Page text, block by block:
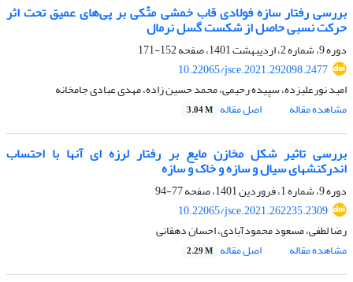
بررسی رفتار سازه‌ فولادی قاب خمشی متّکی بر پی‌های عمیق تحت اثر
حرکت نسبی حاصل از شکست گسل نرمال
دوره 9، شماره 2، اردیبهشت 1401، صفحه
152-171
10.22065/jsce.2021.292098.2477
امید نورعلیزده، سپیده رحیمی، محمد حسین زاده، مهدی عبادی جامخانه
مشاهده مقاله
اصل مقاله 3.04 M
بررسی تاثیر شکل مخازن مایع بر رفتار لرزه ای آنها با احتساب
اندرکنشهای سیال و سازه و خاک و سازه
دوره 9، شماره 1، فروردین 1401، صفحه
77-94
10.22065/jsce.2021.262235.2309
رضا لطفی، مسعود محمودآبادی، احسان دهقانی
مشاهده مقاله
اصل مقاله 2.29 M